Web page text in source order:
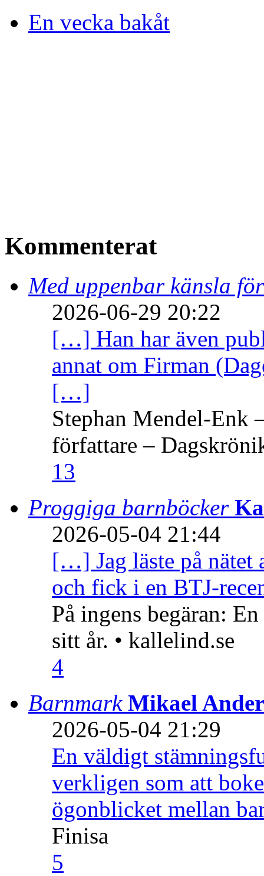
En vecka bakåt
Kommenterat
Med uppenbar känsla
2026-06-29 20:22
[…] Han har även
annat om Firman
[…]
Stephan Mendel-Enk
författare –
13
Proggiga barnböcker
2026-05-04 21:44
[…] Jag läste på nätet
och fick i en BTJ-
På ingens begäran:
sitt år. • kallelind.se
4
Barnmark Mikael
2026-05-04 21:29
En väldigt
verkligen som att
ögonblicket mellan
Finisa
5